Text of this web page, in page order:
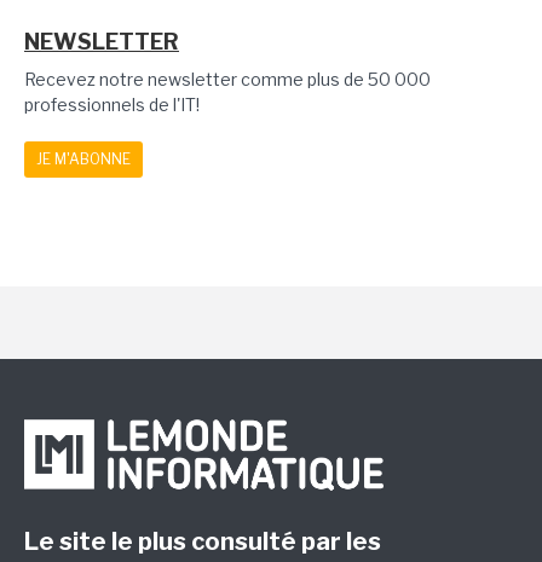
NEWSLETTER
Recevez notre newsletter comme plus de 50 000
professionnels de l'IT!
JE M'ABONNE
Le site le plus consulté par les